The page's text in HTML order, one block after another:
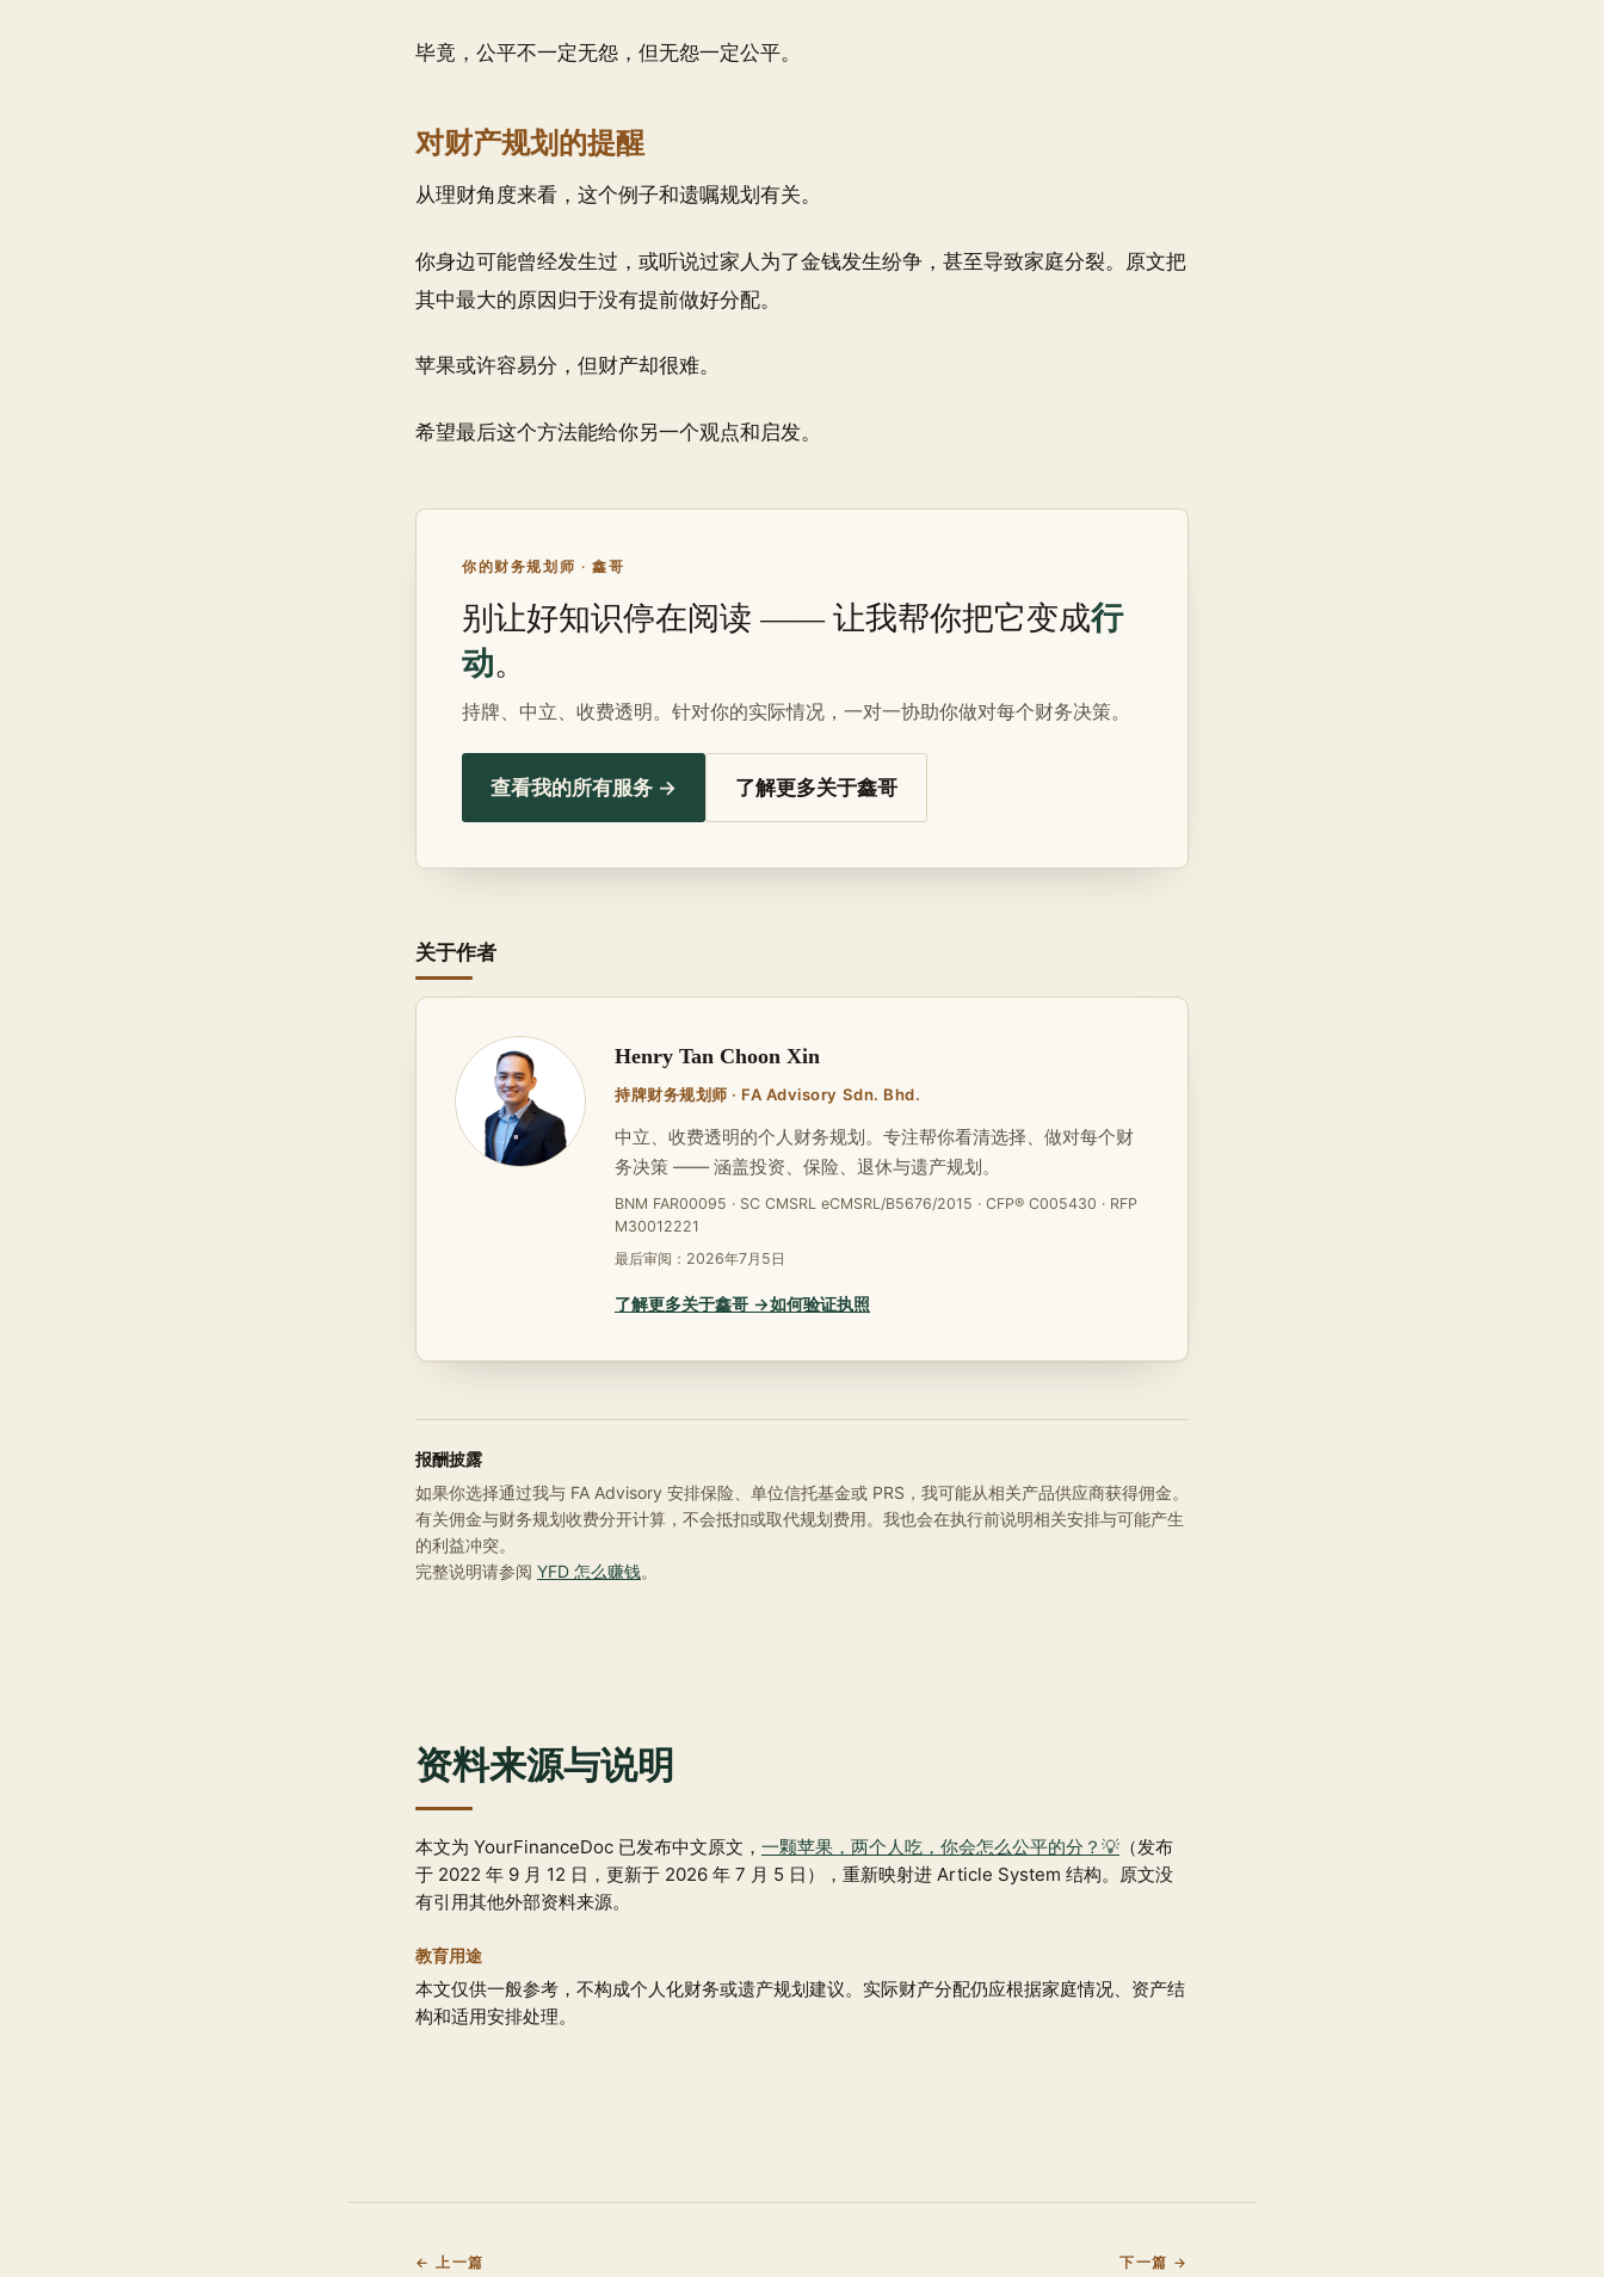
毕竟，公平不一定无怨，但无怨一定公平。
对财产规划的提醒
从理财角度来看，这个例子和遗嘱规划有关。
你身边可能曾经发生过，或听说过家人为了金钱发生纷争，甚至导致家庭分裂。原文把
其中最大的原因归于没有提前做好分配。
苹果或许容易分，但财产却很难。
希望最后这个方法能给你另一个观点和启发。
你的财务规划师 · 鑫哥
别让好知识停在阅读 —— 让我帮你把它变成行
动。
持牌、中立、收费透明。针对你的实际情况，一对一协助你做对每个财务决策。
查看我的所有服务 → 了解更多关于鑫哥
关于作者
Henry Tan Choon Xin
持牌财务规划师 · FA Advisory Sdn. Bhd.
中立、收费透明的个人财务规划。专注帮你看清选择、做对每个财
务决策 —— 涵盖投资、保险、退休与遗产规划。
BNM FAR00095 · SC CMSRL eCMSRL/B5676/2015 · CFP® C005430 · RFP
M30012221
最后审阅： 2026年7月5日
了解更多关于鑫哥 →如何验证执照
报酬披露
如果你选择通过我与 FA Advisory 安排保险、单位信托基金或 PRS，我可能从相关产品供应商获得佣金。
有关佣金与财务规划收费分开计算，不会抵扣或取代规划费用。我也会在执行前说明相关安排与可能产生
的利益冲突。
完整说明请参阅 YFD 怎么赚钱。
资料来源与说明
本文为 YourFinanceDoc 已发布中文原文， 一颗苹果，两个人吃，你会怎么公平的分？💡 （发布
于 2022 年 9 月 12 日，更新于 2026 年 7 月 5 日），重新映射进 Article System 结构。原文没
有引用其他外部资料来源。
教育用途
本文仅供一般参考，不构成个人化财务或遗产规划建议。实际财产分配仍应根据家庭情况、资产结
构和适用安排处理。
← 上一篇 下一篇 →